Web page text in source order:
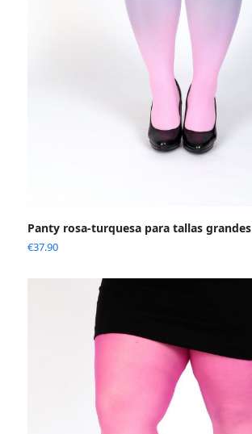
Panty rosa-turquesa para tallas grandes
€37.90